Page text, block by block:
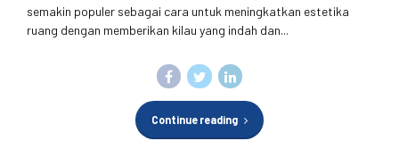
semakin populer sebagai cara untuk meningkatkan estetika
ruang dengan memberikan kilau yang indah dan...
Continue reading